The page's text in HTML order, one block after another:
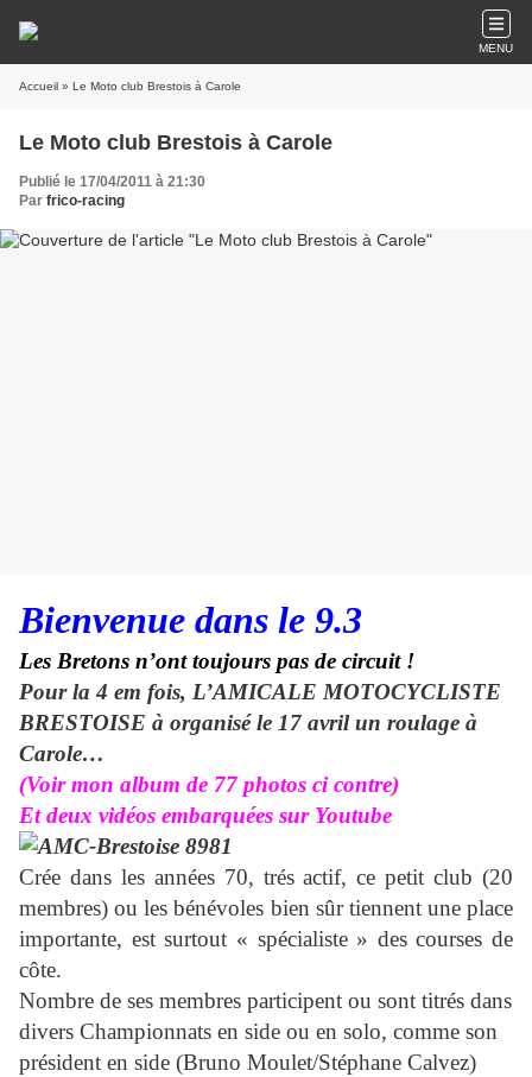
MENU
Accueil » Le Moto club Brestois à Carole
Le Moto club Brestois à Carole
Publié le 17/04/2011 à 21:30
Par frico-racing
Bienvenue dans le 9.3
Les Bretons n’ont toujours pas de circuit !
Pour la 4 em fois, L’AMICALE MOTOCYCLISTE
BRESTOISE à organisé le 17 avril un roulage à
Carole…
(Voir mon album de 77 photos ci contre)
Et deux vidéos embarquées sur Youtube
Crée dans les années 70, trés actif, ce petit club (20
membres) ou les bénévoles bien sûr tiennent une place
importante, est surtout « spécialiste » des courses de
côte.
Nombre de ses membres participent ou sont titrés dans
divers Championnats en side ou en solo, comme son
président en side (Bruno Moulet/Stéphane Calvez)